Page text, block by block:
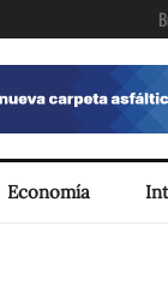
Economía